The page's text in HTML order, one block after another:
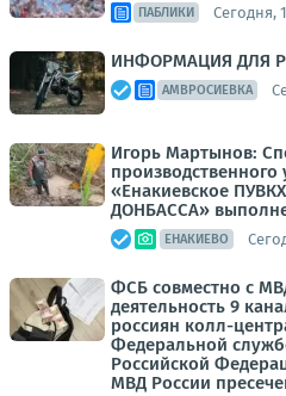
ПАБЛИКИ Сегодня,
ИНФОРМАЦИЯ ДЛЯ
АМВРОСИЕВКА
Игорь Мартынов:
«Енакиевское
ДОНБАССА»
ЕНАКИЕВО
ФСБ совместно с
деятельность 9
россиян колл-
Федеральной
Российской
МВД России